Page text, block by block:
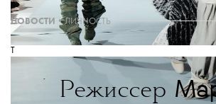
НОВОСТИ •ЛИЧНОСТЬ
T
Режиссер